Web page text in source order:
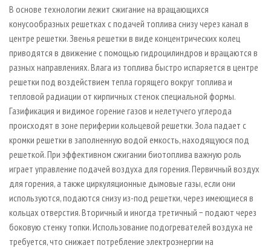
В основе технологии лежит сжигание на вращающихся
конусообразных решетках с подачей топлива снизу через канал в
центре решетки. Звенья решетки в виде концентрических колец
приводятся в движение с помощью гидроцилиндров и вращаются в
разных направлениях. Влага из топлива быстро испаряется в центре
решетки под воздействием тепла горящего вокруг топлива и
тепловой радиации от кирпичных стенок специальной формы.
Газификация и видимое горение газов и нелетучего углерода
происходят в зоне периферии кольцевой решетки. Зола падает с
кромки решетки в заполненную водой емкость, находящуюся под
решеткой. При эффективном сжигании биотоплива важную роль
играет управление подачей воздуха для горения. Первичный воздух
для горения, а также циркуляционные дымовые газы, если они
используются, подаются снизу из-под решетки, через имеющиеся в
кольцах отверстия. Вторичный и иногда третичный − подают через
боковую стенку топки. Использование подогревателей воздуха не
требуется, что снижает потребление электроэнергии на